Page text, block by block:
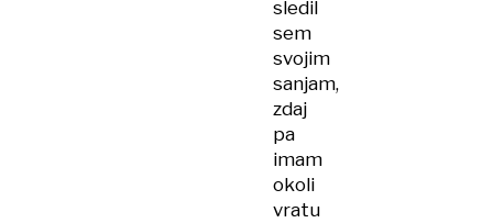
sledil
sem
svojim
sanjam,
zdaj
pa
imam
okoli
vratu